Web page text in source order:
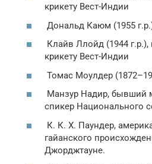
крикету Вест-Индии
Дональд Каюм (1955
Клайв Ллойд (1944
крикету Вест-Индии
Томас Моулдер
Манзур Надир, бывший
спикер Национального
К. К. Х. Паундер,
гайанского
Джорджтауне.